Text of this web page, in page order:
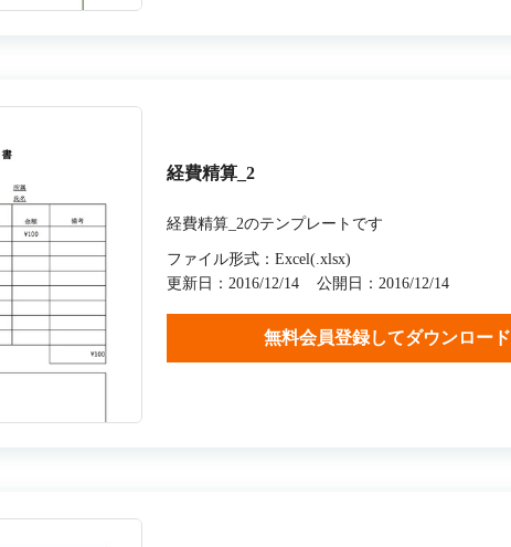
経費精算_2
経費精算_2のテンプレートです
ファイル形式：Excel(.xlsx)
更新日：2016/12/14
公開日：2016/12/14
無料会員登録してダウンロード